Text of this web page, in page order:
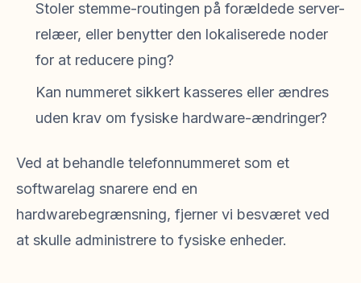
Stoler stemme-routingen på forældede server-
relæer, eller benytter den lokaliserede noder
for at reducere ping?
Kan nummeret sikkert kasseres eller ændres
uden krav om fysiske hardware-ændringer?
Ved at behandle telefonnummeret som et
softwarelag snarere end en
hardwarebegrænsning, fjerner vi besværet ved
at skulle administrere to fysiske enheder.